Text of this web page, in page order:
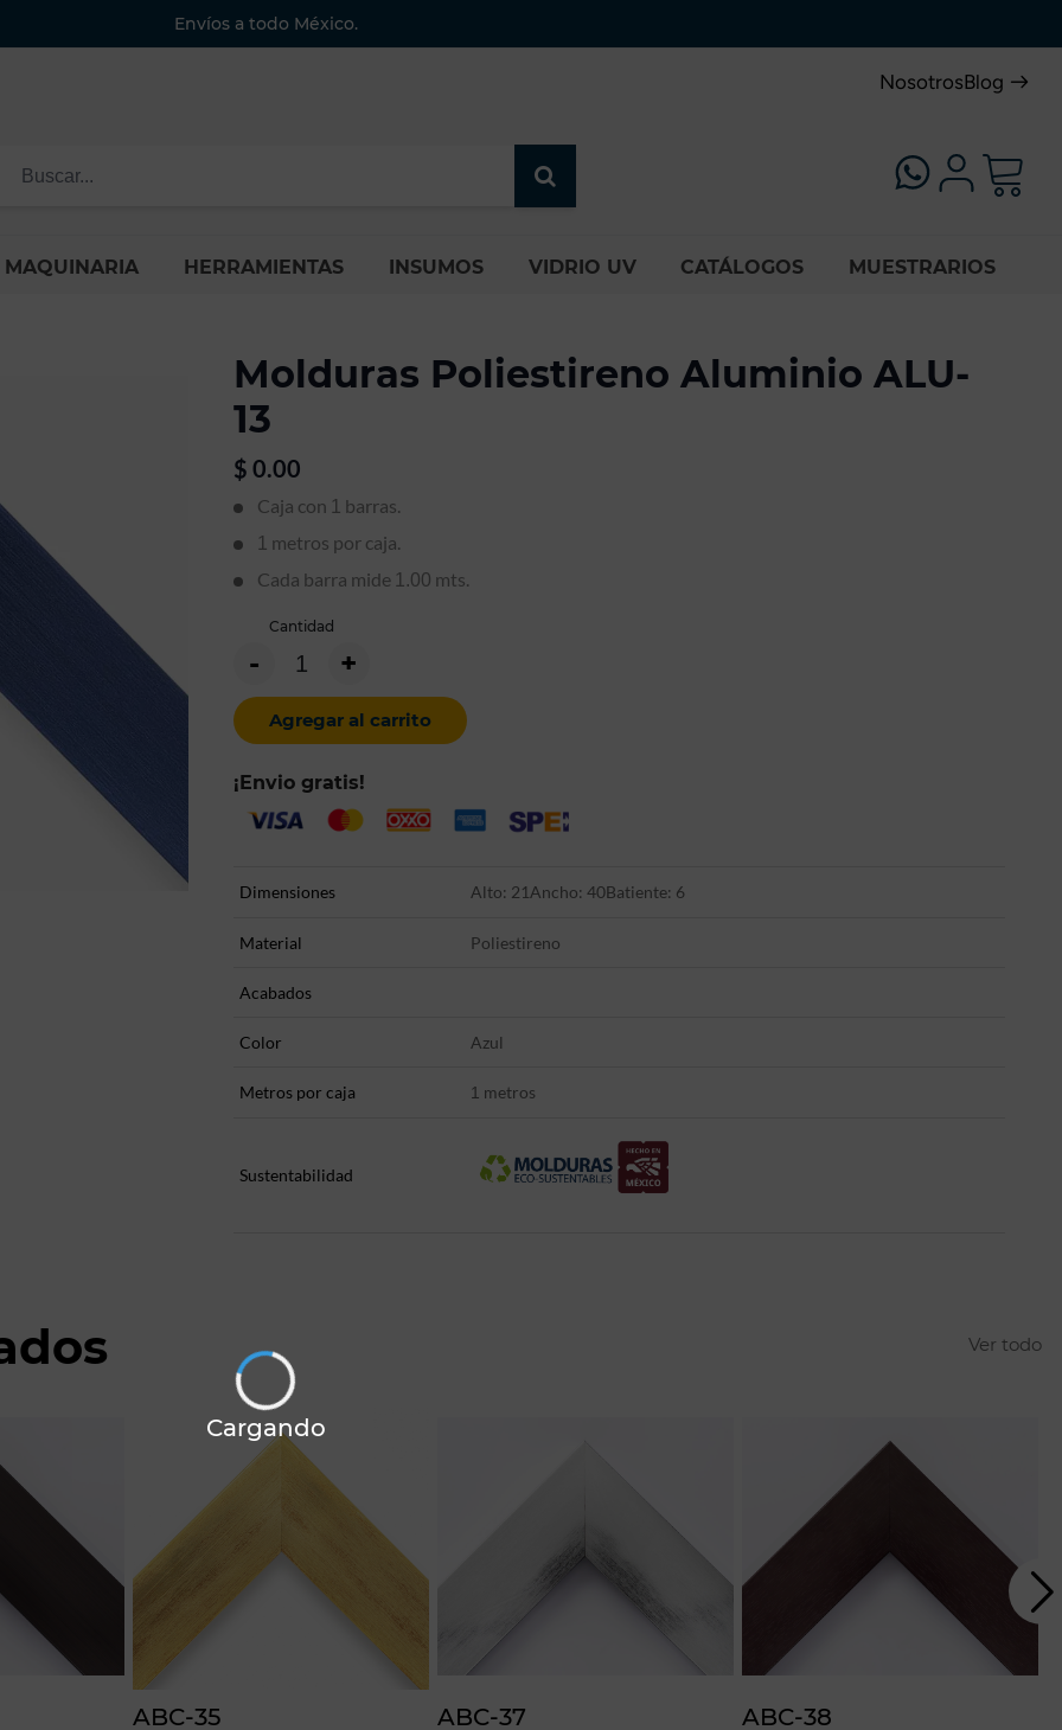
Envíos a todo México.
NosotrosBlog
MAQUINARIA HERRAMIENTAS INSUMOS VIDRIO UV CATÁLOGOS MUESTRARIOS
Molduras Poliestireno Aluminio ALU-
13
$ 0.00
Caja con 1 barras.
1 metros por caja.
Cada barra mide 1.00 mts.
Cantidad
- +
Agregar al carrito
¡Envio gratis!
Dimensiones Alto: 21 Ancho: 40Batiente: 6
Material Poliestireno
Acabados
Color Azul
Metros por caja 1 metros
Sustentabilidad
Ver todo
ABC-37 ABC-38 ABC-48
Cargando